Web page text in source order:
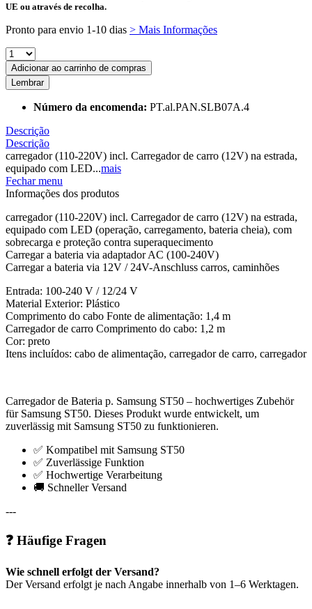
UE ou através de recolha.
Pronto para envio 1-10 dias > Mais Informações
Adicionar ao carrinho de compras
Lembrar
Número da encomenda: PT.al.PAN.SLB07A.4
Descrição
Descrição
carregador (110-220V) incl. Carregador de carro (12V) na estrada,
equipado com LED...mais
Fechar menu
Informações dos produtos
carregador (110-220V) incl. Carregador de carro (12V) na estrada,
equipado com LED (operação, carregamento, bateria cheia), com
sobrecarga e proteção contra superaquecimento
Carregar a bateria via adaptador AC (100-240V)
Carregar a bateria via 12V / 24V-Anschluss carros, caminhões
Entrada: 100-240 V / 12/24 V
Material Exterior: Plástico
Comprimento do cabo Fonte de alimentação: 1,4 m
Carregador de carro Comprimento do cabo: 1,2 m
Cor: preto
Itens incluídos: cabo de alimentação, carregador de carro, carregador
Carregador de Bateria p. Samsung ST50 – hochwertiges Zubehör
für Samsung ST50. Dieses Produkt wurde entwickelt, um
zuverlässig mit Samsung ST50 zu funktionieren.
✅ Kompatibel mit Samsung ST50
✅ Zuverlässige Funktion
✅ Hochwertige Verarbeitung
🚚 Schneller Versand
---
❓ Häufige Fragen
Wie schnell erfolgt der Versand?
Der Versand erfolgt je nach Angabe innerhalb von 1–6 Werktagen.